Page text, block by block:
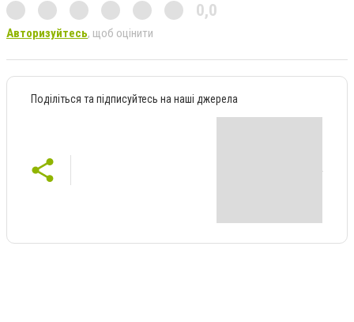
0,0
Авторизуйтесь, щоб оцінити
Поділіться та підписуйтесь на наші джерела